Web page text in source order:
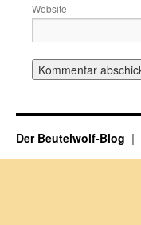
Website
Der Beutelwolf-Blog